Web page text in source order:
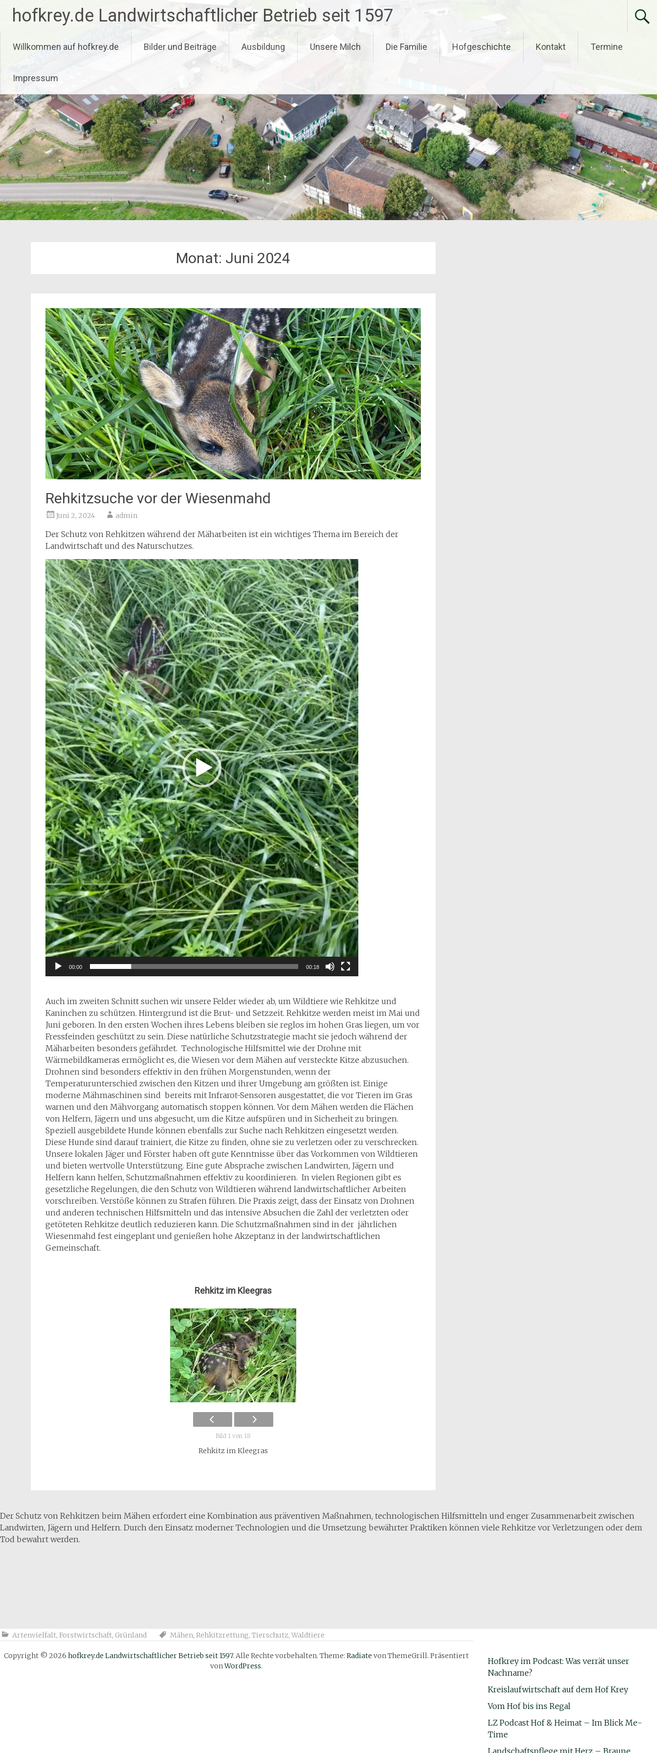
Zum
Inhalt
springen
hofkrey.de Landwirtschaftlicher Betrieb seit 1597
Willkommen auf hofkrey.de Bilder und Beiträge Ausbildung Unsere Milch Die Familie Hofgeschichte Kontakt Termine
Impressum
Monat: Juni 2024
Rehkitzsuche vor der Wiesenmahd
Juni 2, 2024 admin
Der Schutz von Rehkitzen während der Mäharbeiten ist ein wichtiges Thema im Bereich der
Landwirtschaft und des Naturschutzes.
Video-
Player
00:00 00:18
Auch im zweiten Schnitt suchen wir unsere Felder wieder ab, um Wildtiere wie Rehkitze und
Kaninchen zu schützen. Hintergrund ist die Brut- und Setzzeit. Rehkitze werden meist im Mai und
Juni geboren. In den ersten Wochen ihres Lebens bleiben sie reglos im hohen Gras liegen, um vor
Fressfeinden geschützt zu sein. Diese natürliche Schutzstrategie macht sie jedoch während der
Mäharbeiten besonders gefährdet. Technologische Hilfsmittel wie der Drohne mit
Wärmebildkameras ermöglicht es, die Wiesen vor dem Mähen auf versteckte Kitze abzusuchen.
Drohnen sind besonders effektiv in den frühen Morgenstunden, wenn der
Temperaturunterschied zwischen den Kitzen und ihrer Umgebung am größten ist. Einige
moderne Mähmaschinen sind bereits mit Infrarot-Sensoren ausgestattet, die vor Tieren im Gras
warnen und den Mähvorgang automatisch stoppen können. Vor dem Mähen werden die Flächen
von Helfern, Jägern und uns abgesucht, um die Kitze aufspüren und in Sicherheit zu bringen.
Speziell ausgebildete Hunde können ebenfalls zur Suche nach Rehkitzen eingesetzt werden.
Diese Hunde sind darauf trainiert, die Kitze zu finden, ohne sie zu verletzen oder zu verschrecken.
Unsere lokalen Jäger und Förster haben oft gute Kenntnisse über das Vorkommen von Wildtieren
und bieten wertvolle Unterstützung. Eine gute Absprache zwischen Landwirten, Jägern und
Helfern kann helfen, Schutzmaßnahmen effektiv zu koordinieren. In vielen Regionen gibt es
gesetzliche Regelungen, die den Schutz von Wildtieren während landwirtschaftlicher Arbeiten
vorschreiben. Verstöße können zu Strafen führen. Die Praxis zeigt, dass der Einsatz von Drohnen
und anderen technischen Hilfsmitteln und das intensive Absuchen die Zahl der verletzten oder
getöteten Rehkitze deutlich reduzieren kann. Die Schutzmaßnahmen sind in der jährlichen
Wiesenmahd fest eingeplant und genießen hohe Akzeptanz in der landwirtschaftlichen
Gemeinschaft.
Rehkitz im Kleegras
Bild 1 von 18
Rehkitz im Kleegras
Der Schutz von Rehkitzen beim Mähen erfordert eine Kombination aus präventiven Maßnahmen, technologischen Hilfsmitteln und enger Zusammenarbeit zwischen
Landwirten, Jägern und Helfern. Durch den Einsatz moderner Technologien und die Umsetzung bewährter Praktiken können viele Rehkitze vor Verletzungen oder dem
Tod bewahrt werden.
Artenvielfalt, Forstwirtschaft, Grünland Mähen, Rehkitzrettung, Tierschutz, Waldtiere
Hofkrey im Podcast: Was verrät unser
Nachname?
Kreislaufwirtschaft auf dem Hof Krey
Vom Hof bis ins Regal
LZ Podcast Hof & Heimat – Im Blick Me-
Time
Copyright © 2026hofkrey.de Landwirtschaftlicher Betrieb seit 1597. Alle Rechte vorbehalten. Theme:Radiate von ThemeGrill. Präsentiert
vonWordPress.